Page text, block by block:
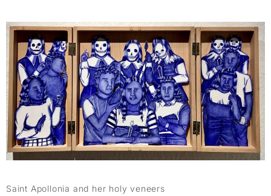
Saint Apollonia and her holy veneers